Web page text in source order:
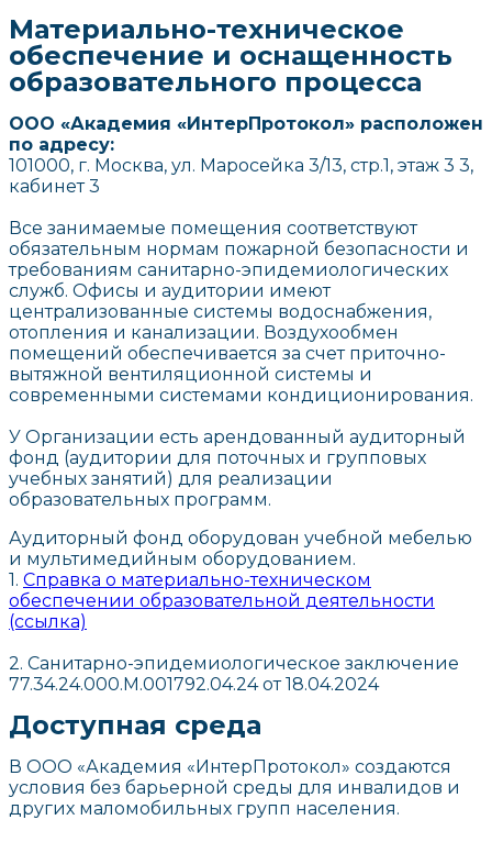
Материально-техническое
обеспечение и оснащенность
образовательного процесса
ООО «Академия «ИнтерПротокол» расположен
по адресу:
101000, г. Москва, ул. Маросейка 3/13, стр.1, этаж 3 3,
кабинет 3
Все занимаемые помещения соответствуют
обязательным нормам пожарной безопасности и
требованиям санитарно-эпидемиологических
служб. Офисы и аудитории имеют
централизованные системы водоснабжения,
отопления и канализации. Воздухообмен
помещений обеспечивается за счет приточно-
вытяжной вентиляционной системы и
современными системами кондиционирования.
У Организации есть арендованный аудиторный
фонд (аудитории для поточных и групповых
учебных занятий) для реализации
образовательных программ.
Аудиторный фонд оборудован учебной мебелью
и мультимедийным оборудованием.​
1. Справка о материально-техническом
обеспечении образовательной деятельности
(ссылка)
2. Санитарно-эпидемиологическое заключение
77.34.24.000.М.001792.04.24 от 18.04.2024
Доступная среда
В ООО «Академия «ИнтерПротокол» создаются
условия без барьерной среды для инвалидов и
других маломобильных групп населения.